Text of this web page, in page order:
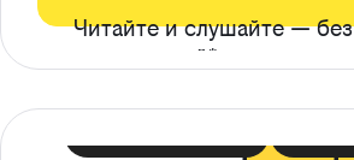
Читайте и слушайте — без
ограничений*